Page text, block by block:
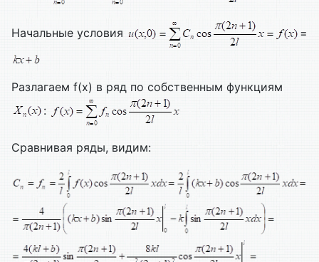
Начальные условия =
Разлагаем f(x) в ряд по собственным функциям
:
Сравнивая ряды, видим: